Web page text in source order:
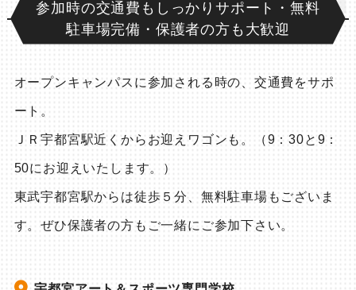
参加時の交通費もしっかりサポート・無料
駐車場完備・保護者の方も大歓迎
オープンキャンパスに参加される時の、交通費をサポ
ート。
ＪＲ宇都宮駅近くからお迎えワゴンも。（9：30と9：
50にお迎えいたします。）
東武宇都宮駅からは徒歩５分、無料駐車場もございま
す。ぜひ保護者の方もご一緒にご参加下さい。